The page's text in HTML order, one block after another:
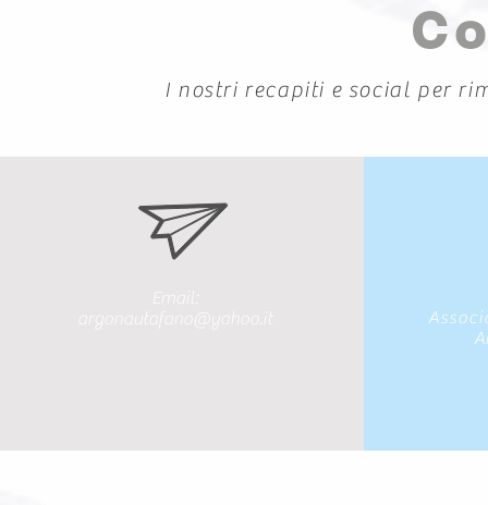
I nostri recapiti e social per
Email:
argonautafano@yahoo.it